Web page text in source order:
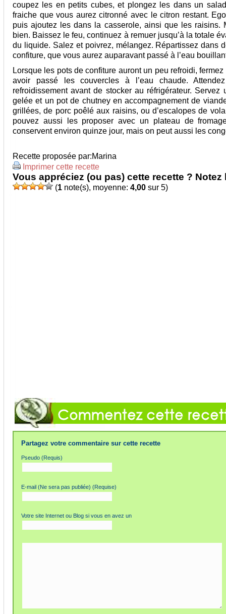
coupez les en petits cubes, et plongez les dans un
fraiche que vous aurez citronné avec le citron restant.
puis ajoutez les dans la casserole, ainsi que les raisins.
bien. Baissez le feu, continuez à remuer jusqu’à la totale
du liquide. Salez et poivrez, mélangez. Répartissez dans
confiture, que vous aurez auparavant passé à l’eau
Lorsque les pots de confiture auront un peu refroidi,
avoir passé les couvercles à l’eau chaude.
refroidissement avant de stocker au réfrigérateur. Servez
gelée et un pot de chutney en accompagnement de
grillées, de porc poêlé aux raisins, ou d’escalopes de
pouvez aussi les proposer avec un plateau de
conservent environ quinze jour, mais on peut aussi les
Recette proposée par:Marina
Imprimer cette recette
Vous appréciez (ou pas) cette recette ? Notez
(1 note(s), moyenne: 4,00 sur 5)
Partagez votre commentaire sur cette recette
Pseudo (Requis)
E-mail (Ne sera pas publiée) (Requise)
Votre site Internet ou Blog si vous en avez un